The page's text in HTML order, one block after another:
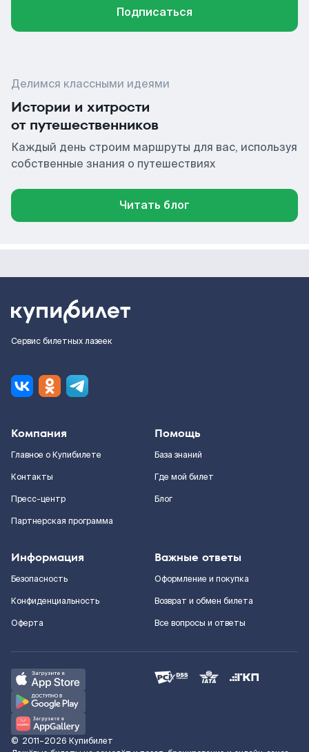
Подписаться
Делимся классными идеями
Истории и хитрости
от путешественников
Каждый день строим маршруты для вас, используя
собственные знания о путешествиях
Читать блог
Сервис билетных лазеек
Компания
Главное о Купибилете
Контакты
Пресс-центр
Партнерская программа
Помощь
База знаний
Где мой билет
Блог
Информация
Безопасность
Конфиденциальность
Оферта
Важные ответы
Оформление и покупка
Возврат и обмен билета
Все вопросы и ответы
© 2011–2026 Купибилет